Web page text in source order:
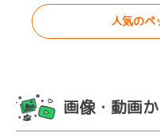
人気のペ
画像・動画